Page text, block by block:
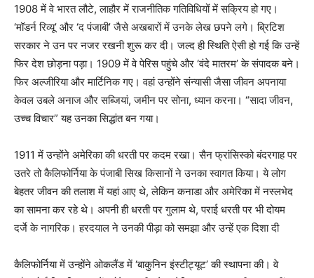
1908 में वे भारत लौटे, लाहौर में राजनीतिक गतिविधियों में सक्रिय हो गए।
‘मॉडर्न रिव्यू’ और ‘द पंजाबी’ जैसे अखबारों में उनके लेख छपने लगे। ब्रिटिश
सरकार ने उन पर नजर रखनी शुरू कर दी। जल्द ही स्थिति ऐसी हो गई कि उन्हें
फिर देश छोड़ना पड़ा। 1909 में वे पेरिस पहुंचे और ‘वंदे मातरम’ के संपादक बने।
फिर अल्जीरिया और मार्टिनिक गए। वहां उन्होंने संन्यासी जैसा जीवन अपनाया
केवल उबले अनाज और सब्जियां, जमीन पर सोना, ध्यान करना। “सादा जीवन,
उच्च विचार” यह उनका सिद्धांत बन गया।
1911 में उन्होंने अमेरिका की धरती पर कदम रखा। सैन फ्रांसिस्को बंदरगाह पर
उतरे तो कैलिफोर्निया के पंजाबी सिख किसानों ने उनका स्वागत किया। ये लोग
बेहतर जीवन की तलाश में यहां आए थे, लेकिन कनाडा और अमेरिका में नस्लभेद
का सामना कर रहे थे। अपनी ही धरती पर गुलाम थे, पराई धरती पर भी दोयम
दर्जे के नागरिक। हरदयाल ने उनकी पीड़ा को समझा और उन्हें एक दिशा दी
कैलिफोर्निया में उन्होंने ओकलैंड में ‘बाकुनिन इंस्टीट्यूट’ की स्थापना की। वे